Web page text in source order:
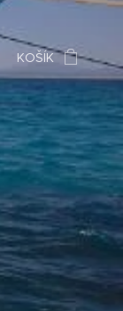
KOŠÍK